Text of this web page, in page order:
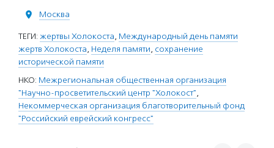
Москва
ТЕГИ: жертвы Холокоста, Международный день памяти
жертв Холокоста, Неделя памяти, сохранение
исторической памяти
НКО: Межрегиональная общественная организация
"Научно-просветительский центр "Холокост",
Некоммерческая организация благотворительный фонд
"Российский еврейский конгресс"